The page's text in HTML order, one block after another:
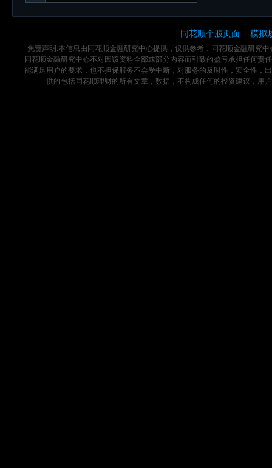
同花顺个股页面 模拟
免责声明:本信息由同花顺金融研究中心提供，仅供参考，同花顺金融研究
同花顺金融研究中心不对因该资料全部或部分内容而引致的盈亏承担任何
能满足用户的要求，也不担保服务不会受中断，对服务的及时性，安全性，
供的包括同花顺理财的所有文章，数据，不构成任何的投资建议，用